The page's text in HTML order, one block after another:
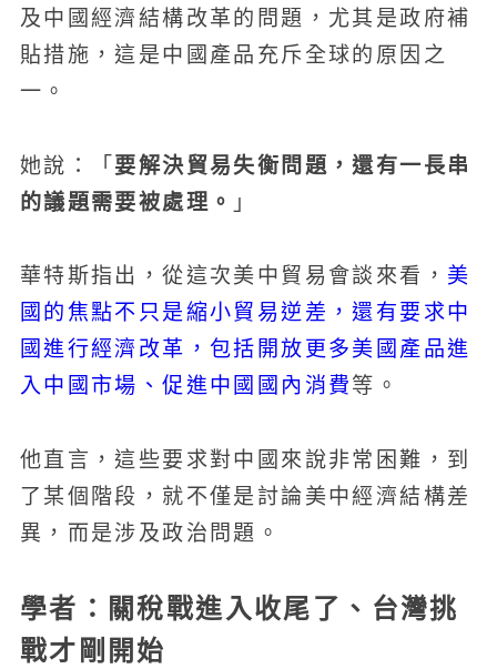
及中國經濟結構改革的問題，尤其是政府補
貼措施，這是中國產品充斥全球的原因之
一。
她說：「 要解決貿易失衡問題，還有一長串
的議題需要被處理。 」
華特斯指出，從這次美中貿易會談來看， 美
國的焦點不只是縮小貿易逆差，還有要求中
國進行經濟改革，包括開放更多美國產品進
入中國市場、促進中國國內消費等。
他直言，這些要求對中國來說非常困難，到
了某個階段，就不僅是討論美中經濟結構差
異，而是涉及政治問題。
學者：關稅戰進入收尾了、台灣挑
戰才剛開始